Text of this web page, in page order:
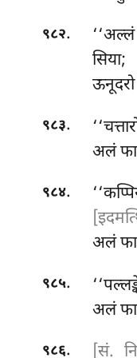
९८२.
सिया;
ऊनूदरो
९८३.
अलं
९८४.
अलं
९८५.
अलं
९८६. [सं.